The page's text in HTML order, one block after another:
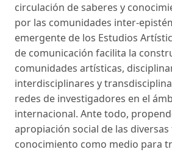
circulación de saberes y
por las comunidades inter-
emergente de los Estudios
de comunicación facilita la
comunidades artísticas,
interdisciplinares y
redes de investigadores en el
internacional. Ante todo,
apropiación social de las
conocimiento como medio para